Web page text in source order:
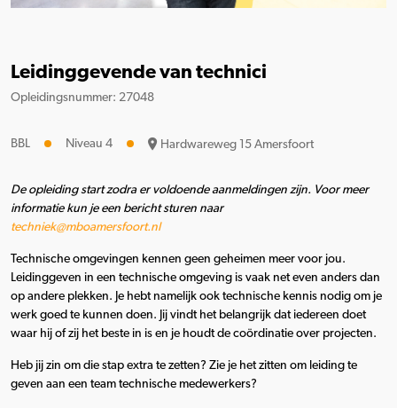
Leidinggevende van technici
Opleidingsnummer: 27048
BBL Niveau 4 Hardwareweg 15 Amersfoort
De opleiding start zodra er voldoende aanmeldingen zijn. Voor meer
informatie kun je een bericht sturen naar
techniek@mboamersfoort.nl
Technische omgevingen kennen geen geheimen meer voor jou.
Leidinggeven in een technische omgeving is vaak net even anders dan
op andere plekken. Je hebt namelijk ook technische kennis nodig om je
werk goed te kunnen doen. Jij vindt het belangrijk dat iedereen doet
waar hij of zij het beste in is en je houdt de coördinatie over projecten.
Heb jij zin om die stap extra te zetten? Zie je het zitten om leiding te
geven aan een team technische medewerkers?